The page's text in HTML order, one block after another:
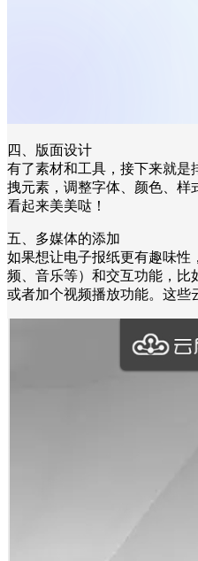
四、版面设计
有了素材和工具，接下来就是
拽元素，调整字体、颜色、样
看起来美美哒！
五、多媒体的添加
如果想让电子报纸更有趣味性
频、音乐等）和交互功能，比
或者加个视频播放功能。这些